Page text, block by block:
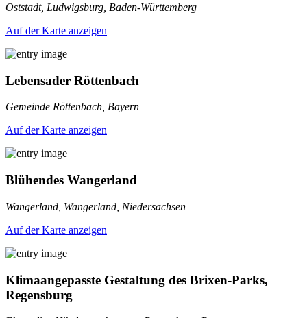
Oststadt, Ludwigsburg, Baden-Württemberg
Auf der Karte anzeigen
Lebensader Röttenbach
Gemeinde Röttenbach, Bayern
Auf der Karte anzeigen
Blühendes Wangerland
Wangerland, Wangerland, Niedersachsen
Auf der Karte anzeigen
Klimaangepasste Gestaltung des Brixen-Parks,
Regensburg